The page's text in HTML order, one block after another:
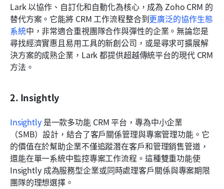
Lark 以協作、自訂化和自動化為核心，成為 Zoho CRM 的
替代方案。它能將 CRM 工作流程整合到更廣泛的協作生態
系統中，非常適合重視團隊合作與彈性的企業。無論您是
尋找經濟實惠且易用工具的新創公司，或是尋求可擴展解
決方案的成熟企業，Lark 都提供超越傳統平台的現代 CRM
方法。
2. Insightly
Insightly 是一款多功能 CRM 平台，專為中小企業
（SMB）設計，結合了客戶關係管理與專案管理功能。它
的價值在於幫助企業不僅追蹤潛在客戶和管理銷售管道，
還能在單一系統中監控專案工作流程。這種雙重功能使
Insightly 成為服務型企業或同時處理客戶關係與專案期限
團隊的理想選擇。